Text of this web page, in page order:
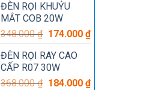
là:
460.000 ₫.
230.000 ₫.
ĐÈN RỌI KHUỶU
MẮT COB 20W
348.000₫ Giá
là:
348.000 ₫.
174.000 ₫Giá
174.000 ₫.
ĐÈN RỌI RAY CAO
CẤP R07 30W
368.000₫ Giá
184.000 ₫Giá